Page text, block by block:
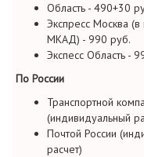
Область - 490+30
Экспресс Москва
МКАД) - 990 руб.
Экспесс Область -
По России
Транспортной
(индивидуальный
Почтой России
расчет)